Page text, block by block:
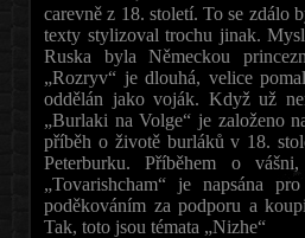
carevně z 18. století. To se zdálo
texty stylizoval trochu jinak.
Ruska byla Německou
„Rozryv“ je dlouhá, velice
oddělán jako voják. Když už
„Burlaki na Volge“ je založeno
příběh o životě burláků v 18.
Peterburku. Příběhem o
„Tovarishcham“ je napsána
poděkováním za podporu a
Tak, toto jsou témata „Nizhe“